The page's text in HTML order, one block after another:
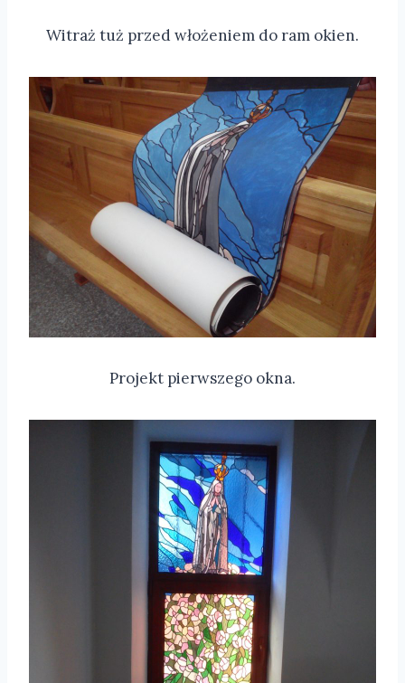
Witraż tuż przed włożeniem do ram okien.
Projekt pierwszego okna.